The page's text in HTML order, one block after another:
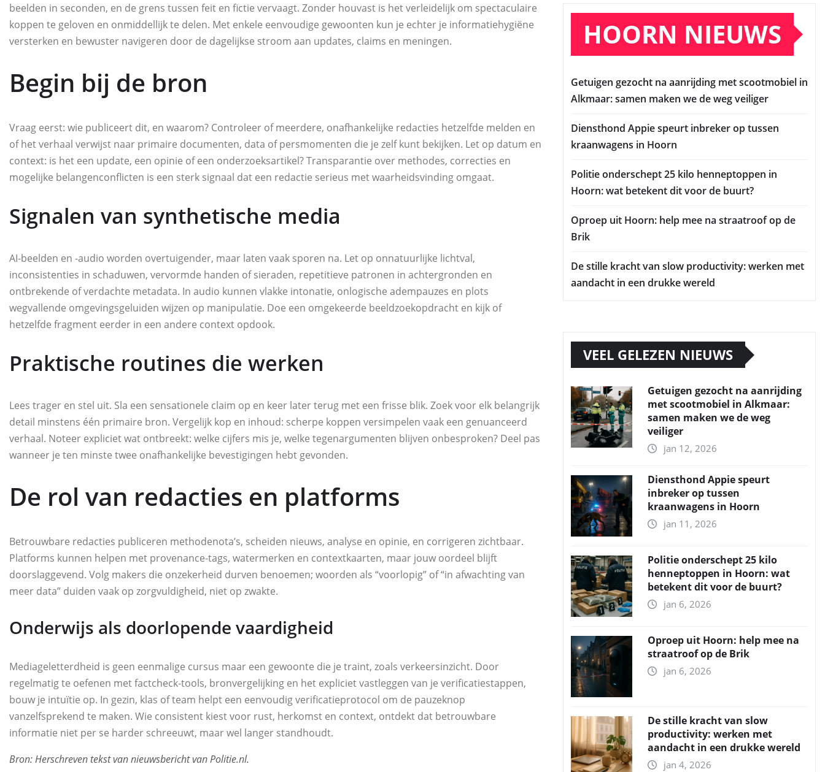
beelden in seconden, en de grens tussen feit en fictie vervaagt. Zonder houvast is het verleidelijk om spectaculaire
koppen te geloven en onmiddellijk te delen. Met enkele eenvoudige gewoonten kun je echter je informatiehygiëne
versterken en bewuster navigeren door de dagelijkse stroom aan updates, claims en meningen.
Begin bij de bron
Vraag eerst: wie publiceert dit, en waarom? Controleer of meerdere, onafhankelijke redacties hetzelfde melden en
of het verhaal verwijst naar primaire documenten, data of persmomenten die je zelf kunt bekijken. Let op datum en
context: is het een update, een opinie of een onderzoeksartikel? Transparantie over methodes, correcties en
mogelijke belangenconflicten is een sterk signaal dat een redactie serieus met waarheidsvinding omgaat.
Signalen van synthetische media
AI‑beelden en -audio worden overtuigender, maar laten vaak sporen na. Let op onnatuurlijke lichtval,
inconsistenties in schaduwen, vervormde handen of sieraden, repetitieve patronen in achtergronden en
ontbrekende of verdachte metadata. In audio kunnen vlakke intonatie, onlogische adempauzes en plots
wegvallende omgevingsgeluiden wijzen op manipulatie. Doe een omgekeerde beeldzoekopdracht en kijk of
hetzelfde fragment eerder in een andere context opdook.
Praktische routines die werken
Lees trager en stel uit. Sla een sensationele claim op en keer later terug met een frisse blik. Zoek voor elk belangrijk
detail minstens één primaire bron. Vergelijk kop en inhoud: scherpe koppen versimpelen vaak een genuanceerd
verhaal. Noteer expliciet wat ontbreekt: welke cijfers mis je, welke tegenargumenten blijven onbesproken? Deel pas
wanneer je ten minste twee onafhankelijke bevestigingen hebt gevonden.
De rol van redacties en platforms
Betrouwbare redacties publiceren methodenota’s, scheiden nieuws, analyse en opinie, en corrigeren zichtbaar.
Platforms kunnen helpen met provenance‑tags, watermerken en contextkaarten, maar jouw oordeel blijft
doorslaggevend. Volg makers die onzekerheid durven benoemen; woorden als “voorlopig” of “in afwachting van
meer data” duiden vaak op zorgvuldigheid, niet op zwakte.
Onderwijs als doorlopende vaardigheid
Mediageletterdheid is geen eenmalige cursus maar een gewoonte die je traint, zoals verkeersinzicht. Door
regelmatig te oefenen met factcheck‑tools, bronvergelijking en het expliciet vastleggen van je verificatiestappen,
bouw je intuïtie op. In gezin, klas of team helpt een eenvoudig verificatieprotocol om de pauzeknop
vanzelfsprekend te maken. Wie consistent kiest voor rust, herkomst en context, ontdekt dat betrouwbare
informatie niet per se harder schreeuwt, maar wel langer standhoudt.
HOORN NIEUWS
Getuigen gezocht na aanrijding met scootmobiel in
Alkmaar: samen maken we de weg veiliger
Diensthond Appie speurt inbreker op tussen
kraanwagens in Hoorn
Politie onderschept 25 kilo henneptoppen in
Hoorn: wat betekent dit voor de buurt?
Oproep uit Hoorn: help mee na straatroof op de
Brik
De stille kracht van slow productivity: werken met
aandacht in een drukke wereld
VEEL GELEZEN NIEUWS
Getuigen gezocht na aanrijding
met scootmobiel in Alkmaar:
samen maken we de weg
veiliger
jan 12, 2026
Diensthond Appie speurt
inbreker op tussen
kraanwagens in Hoorn
jan 11, 2026
Politie onderschept 25 kilo
henneptoppen in Hoorn: wat
betekent dit voor de buurt?
jan 6, 2026
Oproep uit Hoorn: help mee na
straatroof op de Brik
jan 6, 2026
De stille kracht van slow
productivity: werken met
aandacht in een drukke wereld
jan 4, 2026